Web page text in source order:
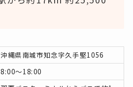
沖縄県南城市知念字久手堅1056
8:00～18:00